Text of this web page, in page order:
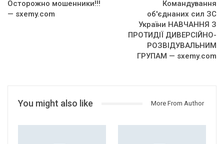
Осторожно мошенники!!!
— sxemy.com
Командування
об'єднаних сил ЗС
України НАВЧАННЯ З
ПРОТИДІЇ ДИВЕРСІЙНО-
РОЗВІДУВАЛЬНИМ
ГРУПАМ — sxemy.com
You might also like More From Author